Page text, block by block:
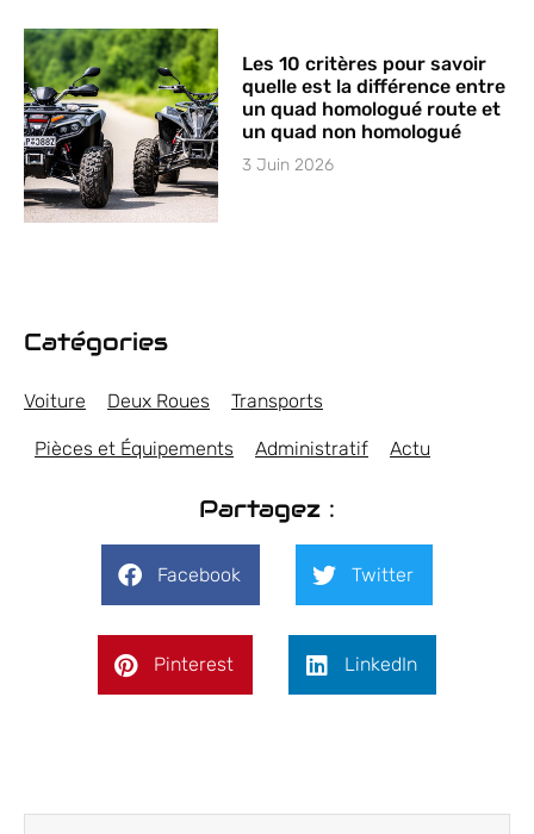
Les 10 critères pour savoir
quelle est la différence entre
un quad homologué route et
un quad non homologué
3 Juin 2026
Catégories
Voiture Deux Roues Transports
Pièces et Équipements Administratif Actu
Partagez :
Facebook Twitter
Pinterest LinkedIn